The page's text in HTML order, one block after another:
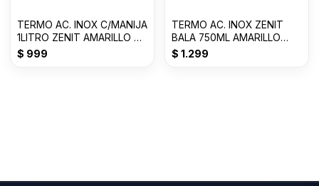
TERMO AC. INOX C/MANIJA
1LITRO ZENIT AMARILLO P
Z100XZ1Y
$ 999
TERMO AC. INOX ZENIT
BALA 750ML AMARILLO
PASTEL Z75ZY
$ 1.299